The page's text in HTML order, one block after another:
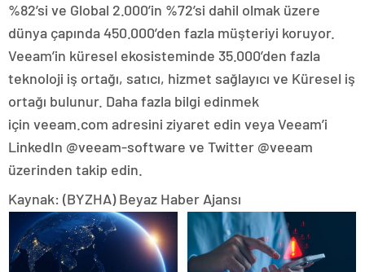
%82’si ve Global 2.000’in %72’si dahil olmak üzere
dünya çapında 450.000’den fazla müşteriyi koruyor.
Veeam’in küresel ekosisteminde 35.000’den fazla
teknoloji iş ortağı, satıcı, hizmet sağlayıcı ve Küresel iş
ortağı bulunur. Daha fazla bilgi edinmek
için veeam.com adresini ziyaret edin veya Veeam’i
LinkedIn @veeam-software ve Twitter @veeam
üzerinden takip edin.
Kaynak: (BYZHA) Beyaz Haber Ajansı